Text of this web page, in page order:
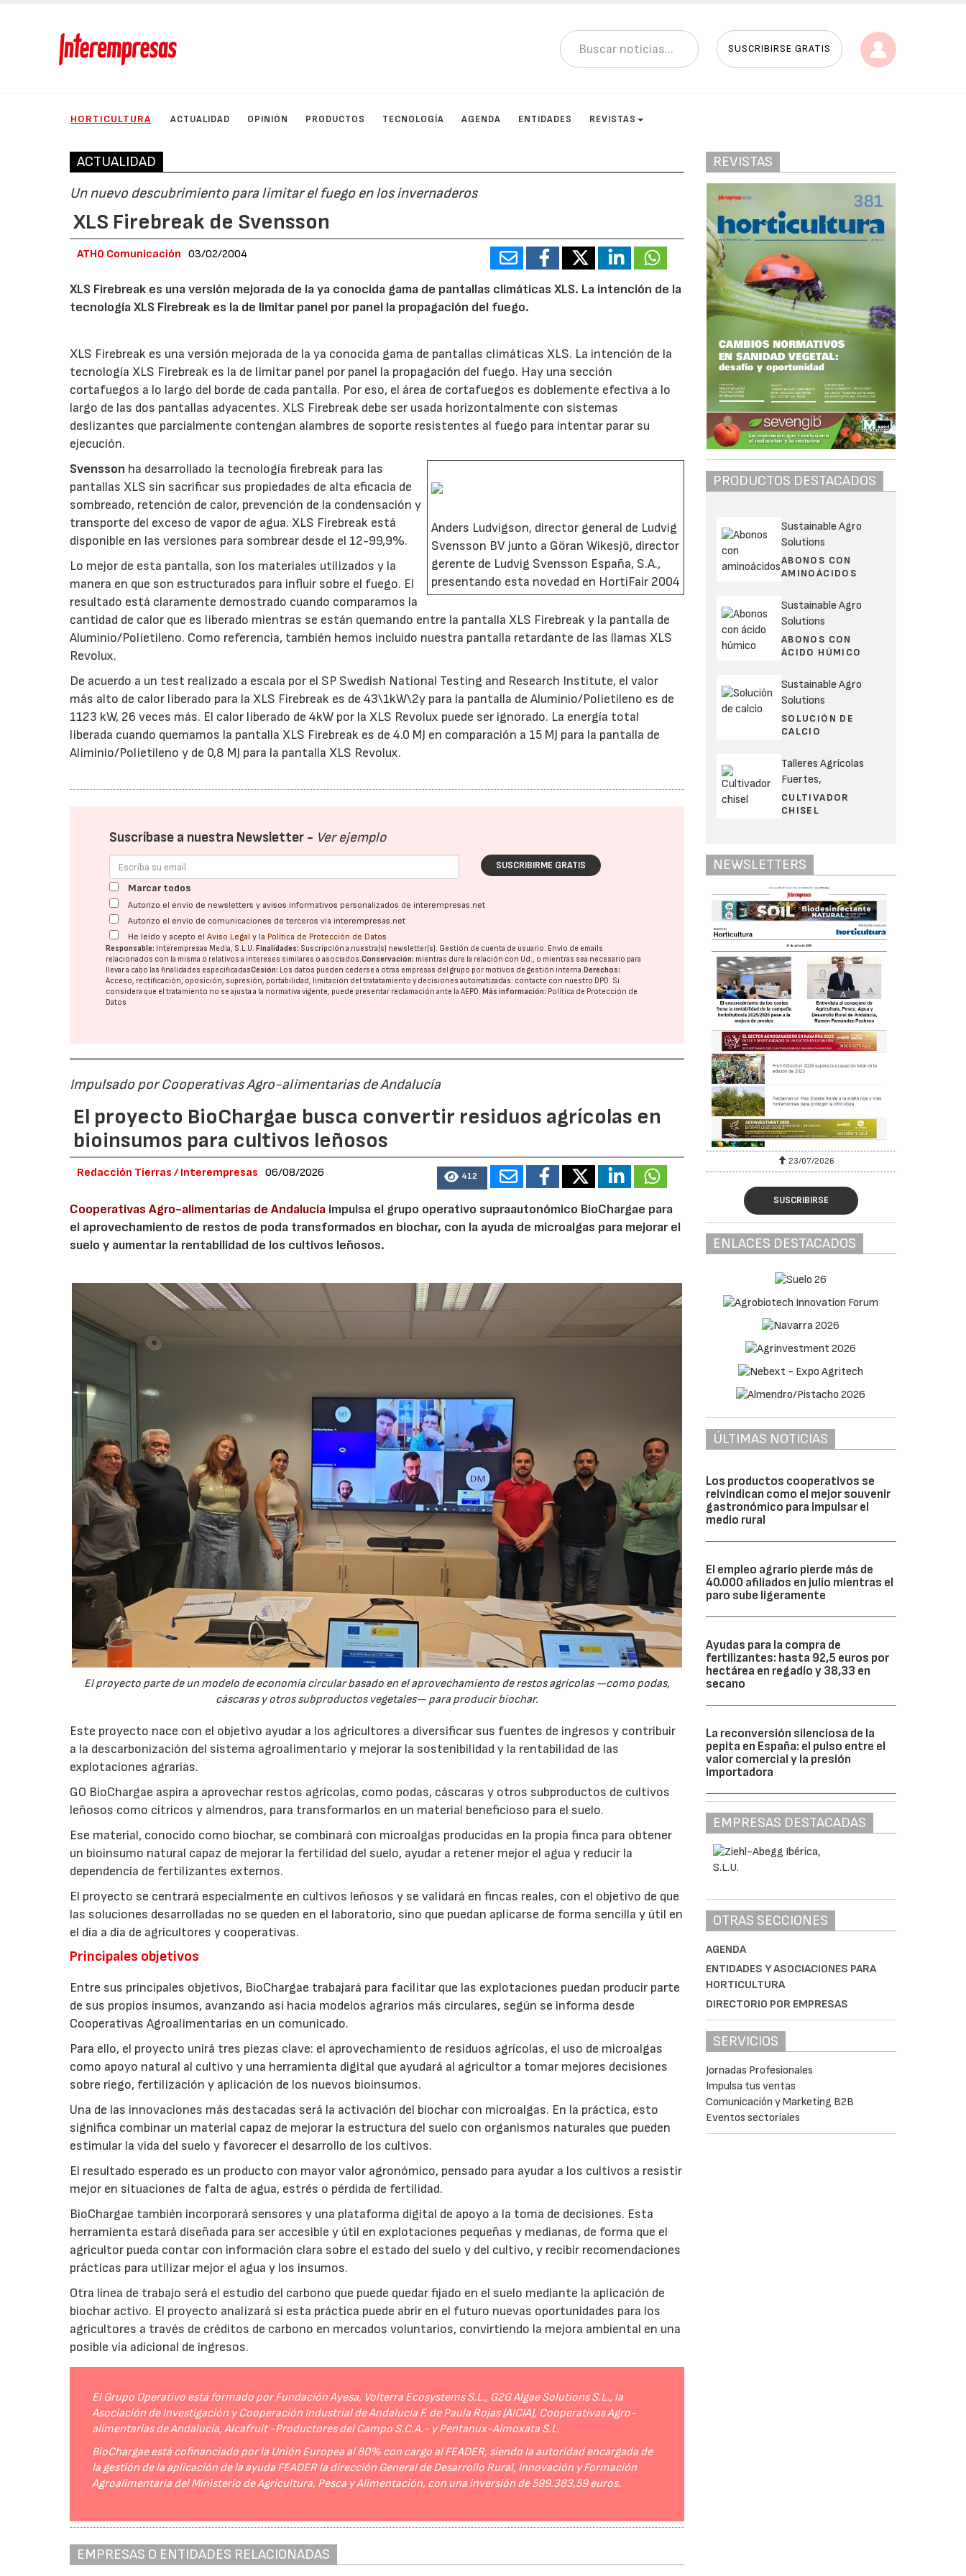
SUSCRIBIRSE GRATIS
HORTICULTURA ACTUALIDAD OPINIÓN PRODUCTOS TECNOLOGÍA AGENDA ENTIDADES REVISTAS
ACTUALIDAD
Un nuevo descubrimiento para limitar el fuego en los invernaderos
XLS Firebreak de Svensson
ATHO Comunicación 03/02/2004
XLS Firebreak es una versión mejorada de la ya conocida gama de pantallas climáticas XLS. La intención de la
tecnología XLS Firebreak es la de limitar panel por panel la propagación del fuego.
XLS Firebreak es una versión mejorada de la ya conocida gama de pantallas climáticas XLS. La intención de la
tecnología XLS Firebreak es la de limitar panel por panel la propagación del fuego. Hay una sección
cortafuegos a lo largo del borde de cada pantalla. Por eso, el área de cortafuegos es doblemente efectiva a lo
largo de las dos pantallas adyacentes. XLS Firebreak debe ser usada horizontalmente con sistemas
deslizantes que parcialmente contengan alambres de soporte resistentes al fuego para intentar parar su
ejecución.
Anders Ludvigson, director general de Ludvig
Svensson BV junto a Göran Wikesjö, director
gerente de Ludvig Svensson España, S.A.,
presentando esta novedad en HortiFair 2004
Svensson ha desarrollado la tecnología firebreak para las
pantallas XLS sin sacrificar sus propiedades de alta eficacia de
sombreado, retención de calor, prevención de la condensación y
transporte del exceso de vapor de agua. XLS Firebreak está
disponible en las versiones para sombrear desde el 12-99,9%.
Lo mejor de esta pantalla, son los materiales utilizados y la
manera en que son estructurados para influir sobre el fuego. El
resultado está claramente demostrado cuando comparamos la
cantidad de calor que es liberado mientras se están quemando entre la pantalla XLS Firebreak y la pantalla de
Aluminio/Polietileno. Como referencia, también hemos incluido nuestra pantalla retardante de las llamas XLS
Revolux.
De acuerdo a un test realizado a escala por el SP Swedish National Testing and Research Institute, el valor
más alto de calor liberado para la XLS Firebreak es de 43\1kW\2y para la pantalla de Aluminio/Polietileno es de
1123 kW, 26 veces más. El calor liberado de 4kW por la XLS Revolux puede ser ignorado. La energía total
liberada cuando quemamos la pantalla XLS Firebreak es de 4.0 MJ en comparación a 15 MJ para la pantalla de
Aliminio/Polietileno y de 0,8 MJ para la pantalla XLS Revolux.
Suscríbase a nuestra Newsletter - Ver ejemplo
SUSCRIBIRME GRATIS
Marcar todos
Autorizo el envío de newsletters y avisos informativos personalizados de interempresas.net
Autorizo el envío de comunicaciones de terceros vía interempresas.net
He leído y acepto elAviso Legal y la Política de Protección de Datos
Responsable: Interempresas Media, S.L.U. Finalidades: Suscripción a nuestra(s) newsletter(s). Gestión de cuenta de usuario. Envío de emails
relacionados con la misma o relativos a intereses similares o asociados.Conservación: mientras dure la relación con Ud., o mientras sea necesario para
llevar a cabo las finalidades especificadasCesión: Los datos pueden cederse a otras empresas del grupo por motivos de gestión interna. Derechos:
Acceso, rectificación, oposición, supresión, portabilidad, limitación del tratatamiento y decisiones automatizadas: contacte con nuestro DPD. Si
considera que el tratamiento no se ajusta a la normativa vigente, puede presentar reclamación ante laAEPD. Más información: Política de Protección de
Datos
Impulsado por Cooperativas Agro-alimentarias de Andalucía
El proyecto BioChargae busca convertir residuos agrícolas en
bioinsumos para cultivos leñosos
Redacción Tierras / Interempresas 06/08/2026 412
Cooperativas Agro-alimentarias de Andalucía impulsa el grupo operativo supraautonómico BioChargae para
el aprovechamiento de restos de poda transformados en biochar, con la ayuda de microalgas para mejorar el
suelo y aumentar la rentabilidad de los cultivos leñosos.
El proyecto parte de un modelo de economía circular basado en el aprovechamiento de restos agrícolas —como podas,
cáscaras y otros subproductos vegetales— para producir biochar.
Este proyecto nace con el objetivo ayudar a los agricultores a diversificar sus fuentes de ingresos y contribuir
a la descarbonización del sistema agroalimentario y mejorar la sostenibilidad y la rentabilidad de las
explotaciones agrarias.
GO BioChargae aspira a aprovechar restos agrícolas, como podas, cáscaras y otros subproductos de cultivos
leñosos como cítricos y almendros, para transformarlos en un material beneficioso para el suelo.
Ese material, conocido como biochar, se combinará con microalgas producidas en la propia finca para obtener
un bioinsumo natural capaz de mejorar la fertilidad del suelo, ayudar a retener mejor el agua y reducir la
dependencia de fertilizantes externos.
El proyecto se centrará especialmente en cultivos leñosos y se validará en fincas reales, con el objetivo de que
las soluciones desarrolladas no se queden en el laboratorio, sino que puedan aplicarse de forma sencilla y útil en
el día a día de agricultores y cooperativas.
Principales objetivos
Entre sus principales objetivos, BioChargae trabajará para facilitar que las explotaciones puedan producir parte
de sus propios insumos, avanzando así hacia modelos agrarios más circulares, según se informa desde
Cooperativas Agroalimentarias en un comunicado.
Para ello, el proyecto unirá tres piezas clave: el aprovechamiento de residuos agrícolas, el uso de microalgas
como apoyo natural al cultivo y una herramienta digital que ayudará al agricultor a tomar mejores decisiones
sobre riego, fertilización y aplicación de los nuevos bioinsumos.
Una de las innovaciones más destacadas será la activación del biochar con microalgas. En la práctica, esto
significa combinar un material capaz de mejorar la estructura del suelo con organismos naturales que pueden
estimular la vida del suelo y favorecer el desarrollo de los cultivos.
El resultado esperado es un producto con mayor valor agronómico, pensado para ayudar a los cultivos a resistir
mejor en situaciones de falta de agua, estrés o pérdida de fertilidad.
BioChargae también incorporará sensores y una plataforma digital de apoyo a la toma de decisiones. Esta
herramienta estará diseñada para ser accesible y útil en explotaciones pequeñas y medianas, de forma que el
agricultor pueda contar con información clara sobre el estado del suelo y del cultivo, y recibir recomendaciones
prácticas para utilizar mejor el agua y los insumos.
Otra línea de trabajo será el estudio del carbono que puede quedar fijado en el suelo mediante la aplicación de
biochar activo. El proyecto analizará si esta práctica puede abrir en el futuro nuevas oportunidades para los
agricultores a través de créditos de carbono en mercados voluntarios, convirtiendo la mejora ambiental en una
posible vía adicional de ingresos.
El Grupo Operativo está formado por Fundación Ayesa, Volterra Ecosystems S.L., G2G Algae Solutions S.L., la
Asociación de Investigación y Cooperación Industrial de Andalucía F. de Paula Rojas (AICIA), Cooperativas Agro-
alimentarias de Andalucía, Alcafruit -Productores del Campo S.C.A.- y Pentanux-Almoxata S.L.
BioChargae está cofinanciado por la Unión Europea al 80% con cargo al FEADER, siendo la autoridad encargada de
la gestión de la aplicación de la ayuda FEADER la dirección General de Desarrollo Rural, Innovación y Formación
Agroalimentaria del Ministerio de Agricultura, Pesca y Alimentación, con una inversión de 599.383,59 euros.
EMPRESAS O ENTIDADES RELACIONADAS
REVISTAS
PRODUCTOS DESTACADOS
Sustainable Agro
Solutions
ABONOS CON
AMINOÁCIDOS
Sustainable Agro
Solutions
ABONOS CON
ÁCIDO HÚMICO
Sustainable Agro
Solutions
SOLUCIÓN DE
CALCIO
Talleres Agrícolas
Fuertes,
CULTIVADOR
CHISEL
NEWSLETTERS
23/07/2026 30/07/2026 23/07/2026
SUSCRIBIRSE
ENLACES DESTACADOS
ÚLTIMAS NOTICIAS
Los productos cooperativos se
reivindican como el mejor souvenir
gastronómico para impulsar el
medio rural
El empleo agrario pierde más de
40.000 afiliados en julio mientras el
paro sube ligeramente
Ayudas para la compra de
fertilizantes: hasta 92,5 euros por
hectárea en regadío y 38,33 en
secano
La reconversión silenciosa de la
pepita en España: el pulso entre el
valor comercial y la presión
importadora
EMPRESAS DESTACADAS
OTRAS SECCIONES
AGENDA
ENTIDADES Y ASOCIACIONES PARA
HORTICULTURA
DIRECTORIO POR EMPRESAS
SERVICIOS
Jornadas Profesionales
Impulsa tus ventas
Comunicación y Marketing B2B
Eventos sectoriales